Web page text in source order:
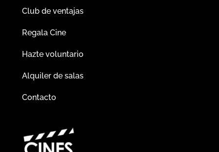
Club de ventajas
Regala Cine
Hazte voluntario
Alquiler de salas
Contacto